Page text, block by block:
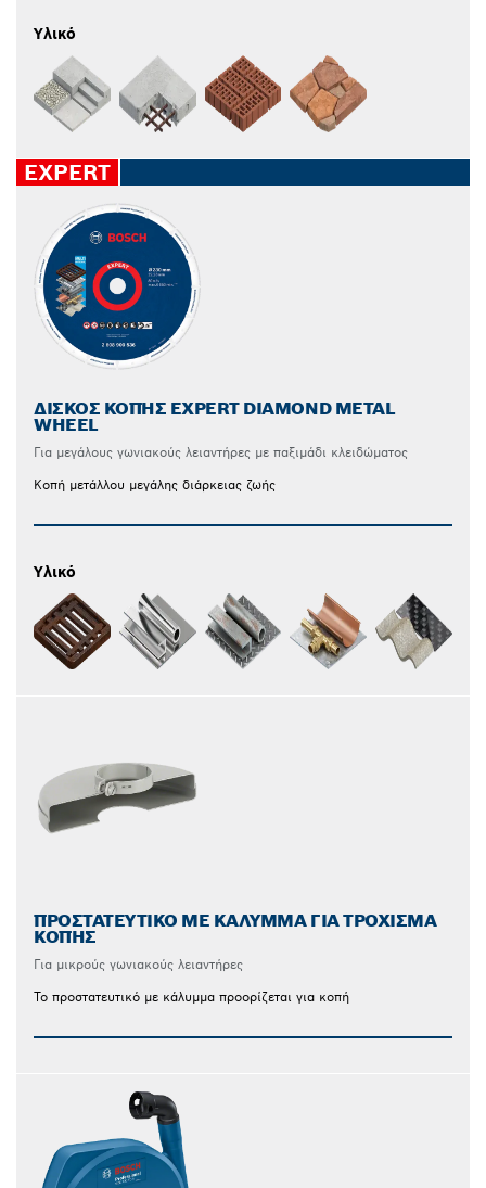
Υλικό
EXPERT
ΔΊΣΚΟΣ ΚΟΠΉΣ EXPERT DIAMOND METAL
WHEEL
Για μεγάλους γωνιακούς λειαντήρες με παξιμάδι κλειδώματος
Κοπή μετάλλου μεγάλης διάρκειας ζωής
Υλικό
ΠΡΟΣΤΑΤΕΥΤΙΚΌ ΜΕ ΚΆΛΥΜΜΑ ΓΙΑ ΤΡΌΧΙΣΜΑ
ΚΟΠΉΣ
Για μικρούς γωνιακούς λειαντήρες
Το προστατευτικό με κάλυμμα προορίζεται για κοπή